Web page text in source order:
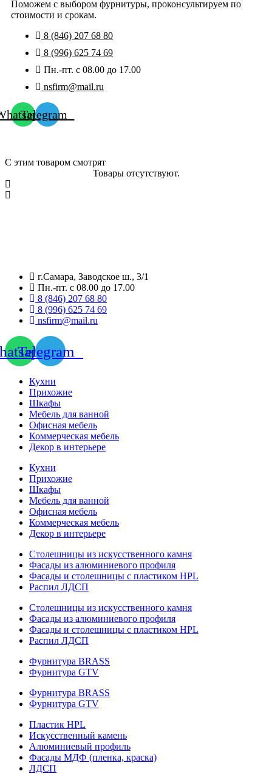
матовая
Поможем с выбором фурнитуры, проконсультируем по
стоимости и срокам.
8 (846) 207 68 80
8 (996) 625 74 69
Пн.-пт. с 08.00 до 17.00
nsfirm@mail.ru
Telegram
С этим товаром смотрят
Товары отсутствуют.
г.Самара, Заводское ш., 3/1
Пн.-пт. с 08.00 до 17.00
8 (846) 207 68 80
8 (996) 625 74 69
nsfirm@mail.ru
Telegram
Кухни
Прихожие
Шкафы
Мебель для ванной
Офисная мебель
Коммерческая мебель
Декор в интерьере
Кухни
Прихожие
Шкафы
Мебель для ванной
Офисная мебель
Коммерческая мебель
Декор в интерьере
Столешницы из искусственного камня
Фасады из алюминиевого профиля
Фасады и столешницы с пластиком HPL
Распил ЛДСП
Столешницы из искусственного камня
Фасады из алюминиевого профиля
Фасады и столешницы с пластиком HPL
Распил ЛДСП
Фурнитура BRASS
Фурнитура GTV
Фурнитура BRASS
Фурнитура GTV
Пластик HPL
Искусственный камень
Алюминиевый профиль
Фасады МДФ (пленка, краска)
ЛДСП